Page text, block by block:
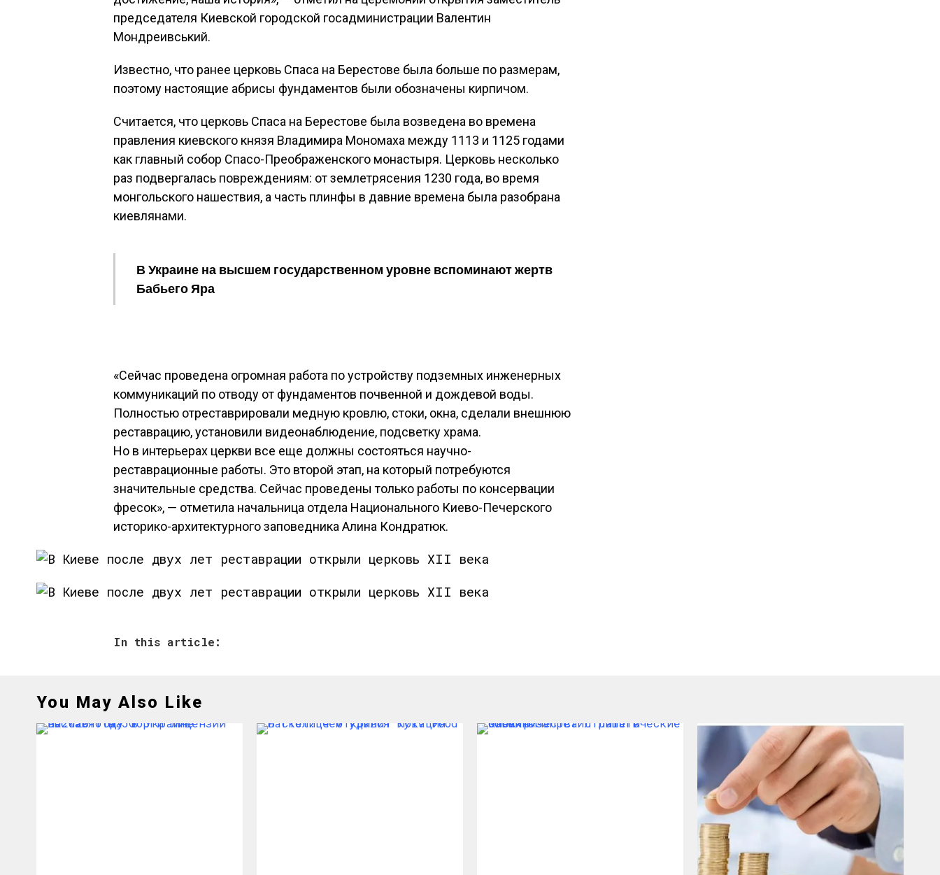
председателя Киевской городской госадминистрации Валентин
Мондреивський.
Известно, что ранее церковь Спаса на Берестове была больше по размерам,
поэтому настоящие абрисы фундаментов были обозначены кирпичом.
Считается, что церковь Спаса на Берестове была возведена во времена
правления киевского князя Владимира Мономаха между 1113 и 1125 годами
как главный собор Спасо-Преображенского монастыря. Церковь несколько
раз подвергалась повреждениям: от землетрясения 1230 года, во время
монгольского нашествия, а часть плинфы в давние времена была разобрана
киевлянами.
В Украине на высшем государственном уровне вспоминают жертв
Бабьего Яра
«Сейчас проведена огромная работа по устройству подземных инженерных
коммуникаций по отводу от фундаментов почвенной и дождевой воды.
Полностью отреставрировали медную кровлю, стоки, окна, сделали внешнюю
реставрацию, установили видеонаблюдение, подсветку храма.
Но в интерьерах церкви все еще должны состояться научно-
реставрационные работы. Это второй этап, на который потребуются
значительные средства. Сейчас проведены только работы по консервации
фресок», — отметила начальница отдела Национального Киево-Печерского
историко-архитектурного заповедника Алина Кондратюк.
In this article:
You May Also Like